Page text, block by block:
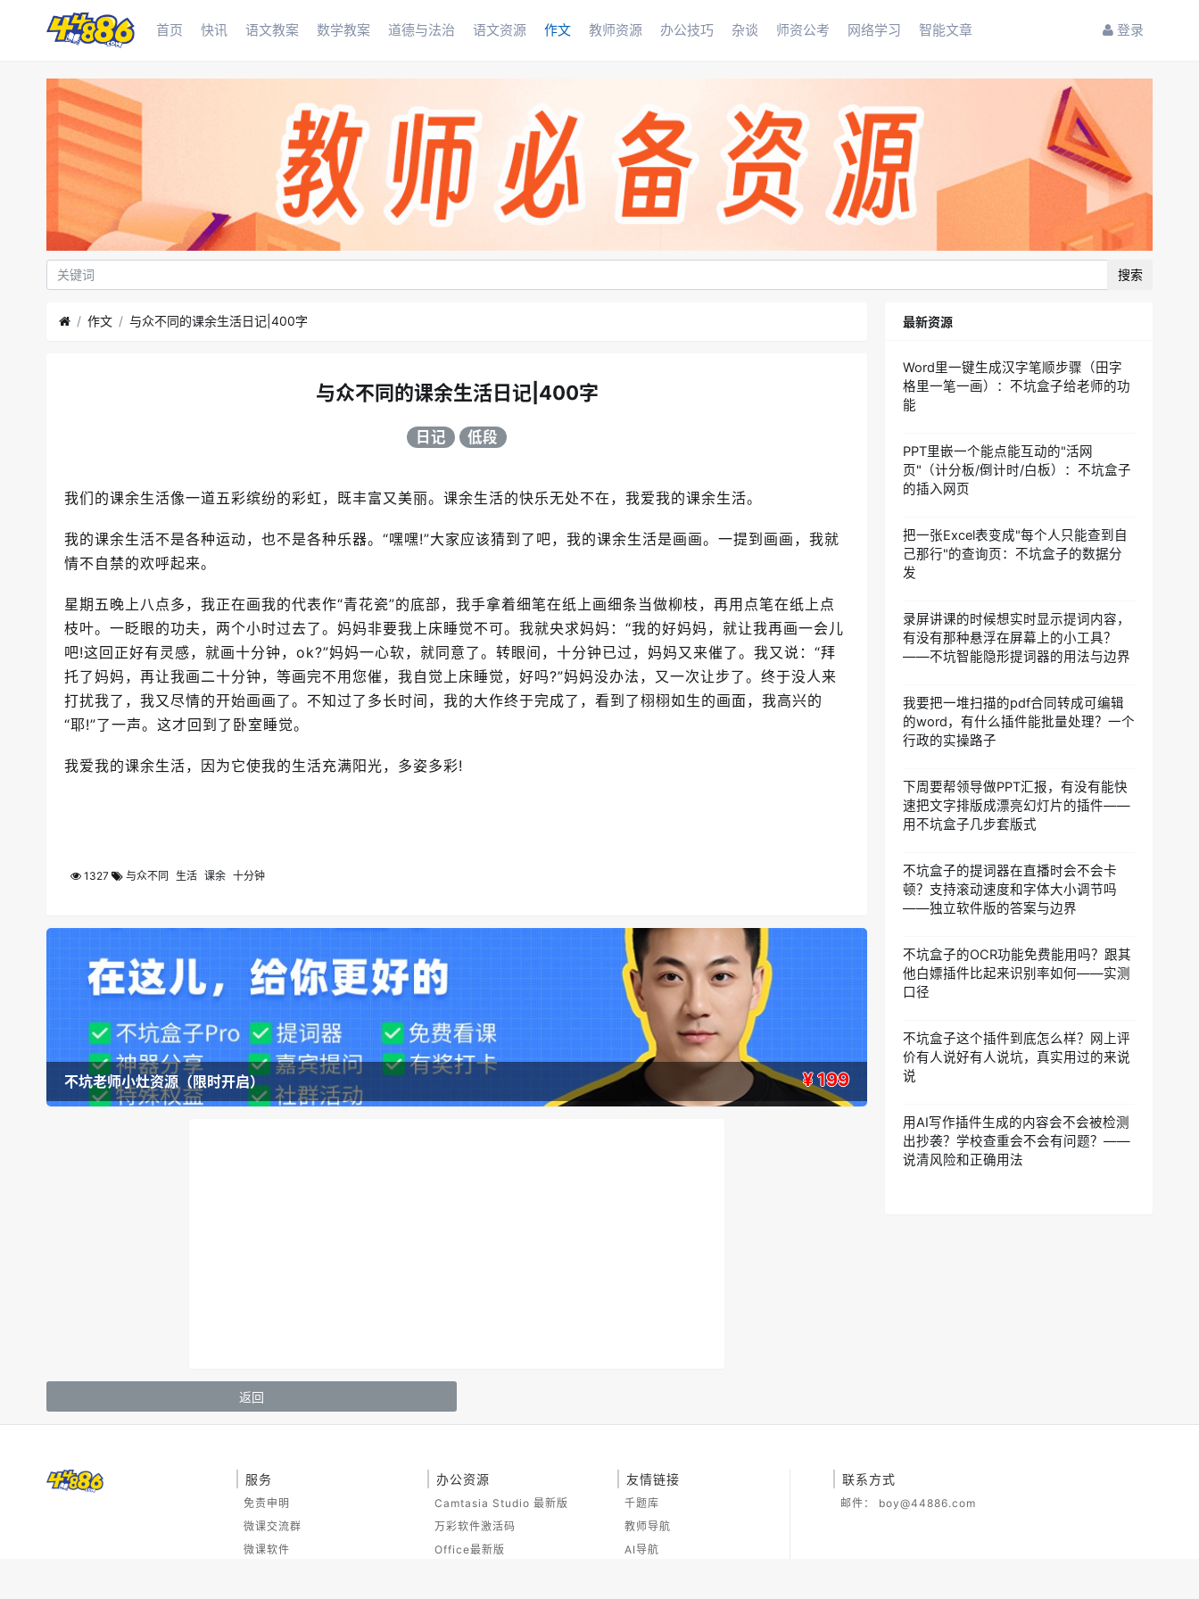
首页 快讯 语文教案 数学教案 道德与法治 语文资源 作文 教师资源 办公技巧 杂谈 师资公考 网络学习 智能文章 登录
搜索
作文 与众不同的课余生活日记|400字
与众不同的课余生活日记|400字
日记 低段
我们的课余生活像一道五彩缤纷的彩虹，既丰富又美丽。课余生活的快乐无处不在，我爱我的课余生活。
我的课余生活不是各种运动，也不是各种乐器。“嘿嘿!”大家应该猜到了吧，我的课余生活是画画。一提到画画，我就
情不自禁的欢呼起来。
星期五晚上八点多，我正在画我的代表作“青花瓷”的底部，我手拿着细笔在纸上画细条当做柳枝，再用点笔在纸上点
枝叶。一眨眼的功夫，两个小时过去了。妈妈非要我上床睡觉不可。我就央求妈妈：“我的好妈妈，就让我再画一会儿
吧!这回正好有灵感，就画十分钟，ok?”妈妈一心软，就同意了。转眼间，十分钟已过，妈妈又来催了。我又说：“拜
托了妈妈，再让我画二十分钟，等画完不用您催，我自觉上床睡觉，好吗?”妈妈没办法，又一次让步了。终于没人来
打扰我了，我又尽情的开始画画了。不知过了多长时间，我的大作终于完成了，看到了栩栩如生的画面，我高兴的
“耶!”了一声。这才回到了卧室睡觉。
我爱我的课余生活，因为它使我的生活充满阳光，多姿多彩!
1327 与众不同 生活 课余 十分钟
不坑老师小灶资源（限时开启） ¥ 199
返回
最新资源
Word里一键生成汉字笔顺步骤（田字
格里一笔一画）：不坑盒子给老师的功
能
PPT里嵌一个能点能互动的"活网
页"（计分板/倒计时/白板）：不坑盒子
的插入网页
把一张Excel表变成"每个人只能查到自
己那行"的查询页：不坑盒子的数据分
发
录屏讲课的时候想实时显示提词内容，
有没有那种悬浮在屏幕上的小工具？
——不坑智能隐形提词器的用法与边界
我要把一堆扫描的pdf合同转成可编辑
的word，有什么插件能批量处理？一个
行政的实操路子
下周要帮领导做PPT汇报，有没有能快
速把文字排版成漂亮幻灯片的插件——
用不坑盒子几步套版式
不坑盒子的提词器在直播时会不会卡
顿？支持滚动速度和字体大小调节吗
——独立软件版的答案与边界
不坑盒子的OCR功能免费能用吗？跟其
他白嫖插件比起来识别率如何——实测
口径
不坑盒子这个插件到底怎么样？网上评
价有人说好有人说坑，真实用过的来说
说
用AI写作插件生成的内容会不会被检测
出抄袭？学校查重会不会有问题？——
说清风险和正确用法
服务
免责申明
微课交流群
微课软件
办公资源
Camtasia Studio 最新版
万彩软件激活码
Office最新版
友情链接
千题库
教师导航
AI导航
联系方式
邮件： boy@44886.com